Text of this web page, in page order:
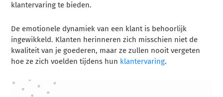
klantervaring te bieden.
De emotionele dynamiek van een klant is behoorlijk
ingewikkeld. Klanten herinneren zich misschien niet de
kwaliteit van je goederen, maar ze zullen nooit vergeten
hoe ze zich voelden tijdens hun klantervaring.